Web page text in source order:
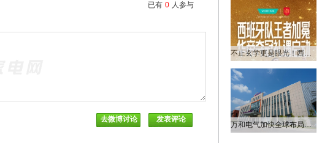
已有 0 人参与
不止玄学更是眼光！西班牙队夺冠，华帝火速官宣启动兑奖福利
万和电气加快全球布局，海外营收占比升至四成